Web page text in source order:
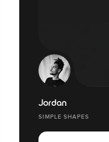
Jordan
SIMPLE SHAPES